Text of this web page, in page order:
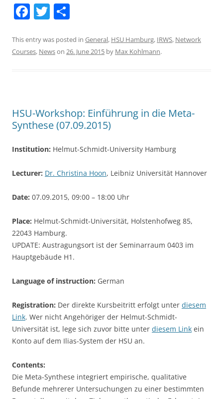
F
c
e
o
k
T
itt
er
ar
e
This entry was posted in General, HSU Hamburg, IRWS, Network
Courses, Newson 26. June 2015 by Max Kohlmann.
HSU-Workshop: Einführung in die Meta-
Synthese (07.09.2015)
Institution: Helmut-Schmidt-University Hamburg
Lecturer: Dr. Christina Hoon, Leibniz Universität Hannover
Date: 07.09.2015, 09:00 – 18:00 Uhr
Place: Helmut-Schmidt-Universität, Holstenhofweg 85,
22043 Hamburg.
UPDATE: Austragungsort ist der Seminarraum 0403 im
Hauptgebäude H1.
Language of instruction: German
Registration: Der direkte Kursbeitritt erfolgt unter diesem
Link. Wer nicht Angehöriger der Helmut-Schmidt-
Universität ist, lege sich zuvor bitte unter diesem Link ein
Konto auf dem Ilias-System der HSU an.
Contents:
Die Meta-Synthese integriert empirische, qualitative
Befunde mehrerer Untersuchungen zu einer bestimmten